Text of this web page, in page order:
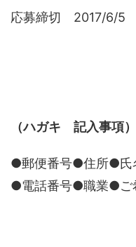
応募締切 2017/6/5
（ハガキ 記入事項）
●郵便番号●住所●氏
●電話番号●職業●ご